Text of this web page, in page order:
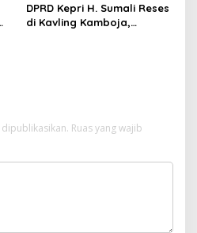
DPRD Kepri H. Sumali Reses
di Kavling Kamboja,
Ruas yang wajib